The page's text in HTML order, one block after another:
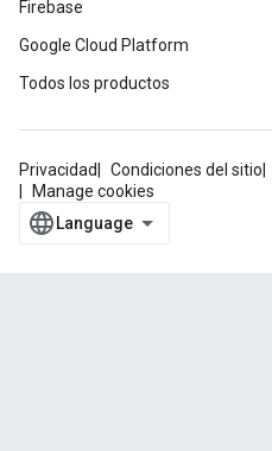
Firebase
Google Cloud Platform
Todos los productos
Privacidad Condiciones del sitio
Manage cookies